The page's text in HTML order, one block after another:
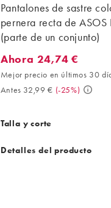
Pantalones de sastre
pernera recta de ASOS
(parte de un conjunto)
Ahora 24,74 €. Mejor
Ahora 24,74 €
Mejor precio en últimos 30
Antes 32,99 € (-25%)
Talla y corte
Detalles del producto